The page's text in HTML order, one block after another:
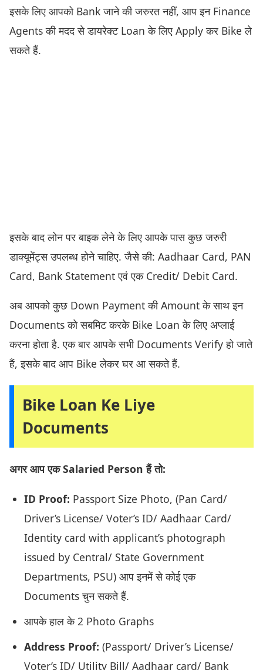
इसके लिए आपको Bank जाने की जरुरत नहीं, आप इन Finance
Agents की मदद से डायरेक्ट Loan के लिए Apply कर Bike ले
सकते हैं.
इसके बाद लोन पर बाइक लेने के लिए आपके पास कुछ जरुरी
डाक्यूमेंट्स उपलब्ध होने चाहिए. जैसे की: Aadhaar Card, PAN
Card, Bank Statement एवं एक Credit/ Debit Card.
अब आपको कुछ Down Payment की Amount के साथ इन
Documents को सबमिट करके Bike Loan के लिए अप्लाई
करना होता है. एक बार आपके सभी Documents Verify हो जाते
हैं, इसके बाद आप Bike लेकर घर आ सकते हैं.
Bike Loan Ke Liye
Documents
अगर आप एक Salaried Person हैं तो:
ID Proof: Passport Size Photo, (Pan Card/
Driver’s License/ Voter’s ID/ Aadhaar Card/
Identity card with applicant’s photograph
issued by Central/ State Government
Departments, PSU) आप इनमें से कोई एक
Documents चुन सकते हैं.
आपके हाल के 2 Photo Graphs
Address Proof: (Passport/ Driver’s License/
Voter’s ID/ Utility Bill/ Aadhaar card/ Bank